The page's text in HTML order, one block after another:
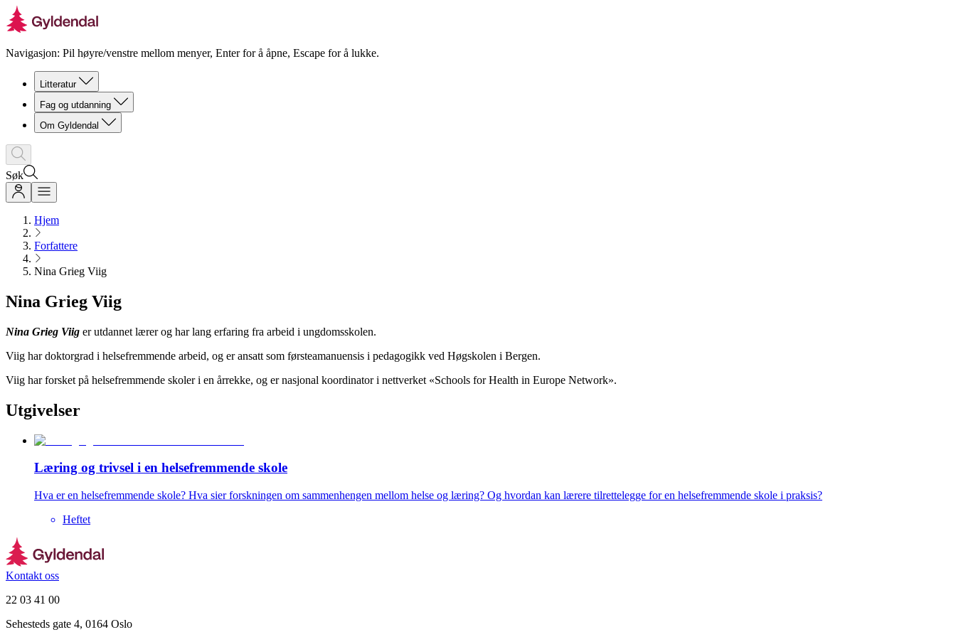
Navigasjon: Pil høyre/venstre mellom menyer, Enter for å åpne, Escape for å lukke.
Litteratur
Fag og utdanning
Om Gyldendal
Søk
Hjem
Forfattere
Nina Grieg Viig
Nina Grieg Viig
Nina Grieg Viig er utdannet lærer og har lang erfaring fra arbeid i ungdomsskolen.
Viig har doktorgrad i helsefremmende arbeid, og er ansatt som førsteamanuensis i pedagogikk ved Høgskolen i Bergen.
Viig har forsket på helsefremmende skoler i en årrekke, og er nasjonal koordinator i nettverket «Schools for Health in Europe Network».
Utgivelser
Læring og trivsel i en helsefremmende skole
Hva er en helsefremmende skole? Hva sier forskningen om sammenhengen mellom helse og læring? Og hvordan kan lærere tilrettelegge for en helsefremmende skole i praksis?
Heftet
Kontakt oss
22 03 41 00
Sehesteds gate 4, 0164 Oslo